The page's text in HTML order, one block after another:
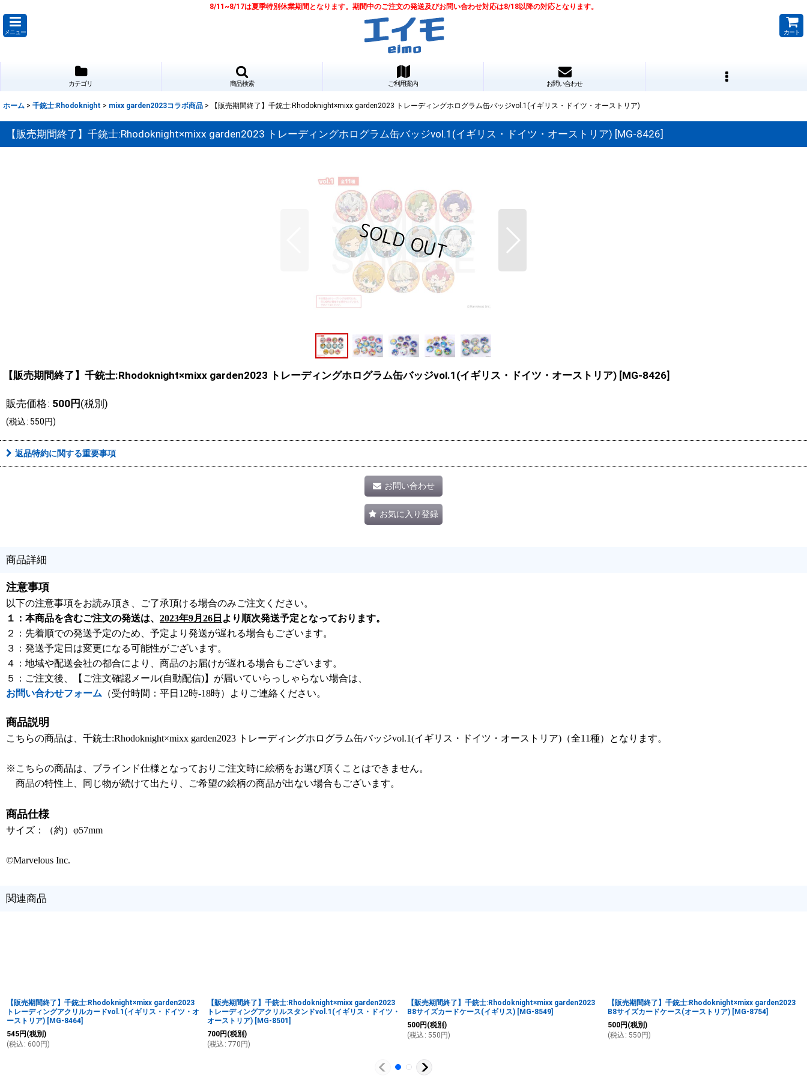
8/11~8/17は夏季特別休業期間となります。期間中のご注文の発送及びお問い合わせ対応は8/18以降の対応となります。
メニュー カート
カテゴリ 商品検索 ご利用案内 お問い合わせ
ホーム > 千銃士:Rhodoknight > mixx garden2023コラボ商品 > 【販売期間終了】千銃士:Rhodoknight×mixx garden2023 トレーディングホログラム缶バッジvol.1(イギリス・ドイツ・オーストリア)
【販売期間終了】千銃士:Rhodoknight×mixx garden2023 トレーディングホログラム缶バッジvol.1(イギリス・ドイツ・オーストリア) [MG-8426]
【販売期間終了】千銃士:Rhodoknight×mixx garden2023 トレーディングホログラム缶バッジvol.1(イギリス・ドイツ・オーストリア) [MG-8426]
販売価格: 500円 (税別)
(税込: 550円)
返品特約に関する重要事項
お問い合わせ
お気に入り登録
商品詳細
注意事項
以下の注意事項をお読み頂き、ご了承頂ける場合のみご注文ください。
１：本商品を含むご注文の発送は、 2023年9月26日 より順次発送予定となっております。
２：先着順での発送予定のため、予定より発送が遅れる場合もございます。
３：発送予定日は変更になる可能性がございます。
４：地域や配送会社の都合により、商品のお届けが遅れる場合もございます。
５：ご注文後、【ご注文確認メール(自動配信)】が届いていらっしゃらない場合は、
お問い合わせフォーム （受付時間：平日12時-18時）よりご連絡ください。
商品説明
こちらの商品は、千銃士:Rhodoknight×mixx garden2023 トレーディングホログラム缶バッジvol.1(イギリス・ドイツ・オーストリア)（全11種）となります。
※こちらの商品は、ブラインド仕様となっておりご注文時に絵柄をお選び頂くことはできません。
商品の特性上、同じ物が続けて出たり、ご希望の絵柄の商品が出ない場合もございます。
商品仕様
サイズ：（約）φ57mm
©Marvelous Inc.
関連商品
【販売期間終了】千銃士:Rhodoknight×mixx garden2023
トレーディングアクリルカードvol.1(イギリス・ドイツ・オ
ーストリア) [MG-8464]
545円 (税別)
(税込 : 600 円)
【販売期間終了】千銃士:Rhodoknight×mixx garden2023
トレーディングアクリルスタンドvol.1(イギリス・ドイツ・
オーストリア) [MG-8501 ]
700円 (税別)
(税込 : 770 円)
【販売期間終了】千銃士:Rhodoknight×mixx garden2023
B8サイズカードケース(イギリス) [MG-8549]
500円 (税別)
(税込 : 550 円)
【販売期間終了】千銃士:Rhodoknight×mixx garden2023
B8サイズカードケース(オーストリア) [MG-8754]
500円 (税別)
(税込 : 550 円)